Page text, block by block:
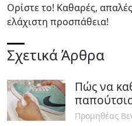
Ορίστε το! Καθαρές,
ελάχιστη προσπάθεια!
Σχετικά Άρθρα
Πώς να
Προμηθέας